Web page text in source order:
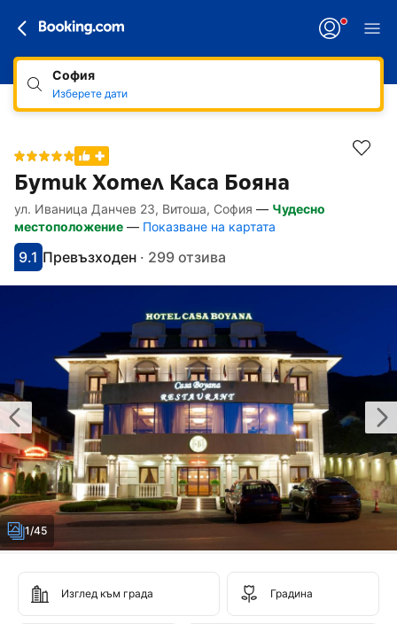
София
Изберете дати
Бутик Хотел Каса Бояна
Линкове, достъпни за хора със
Напред към описанието
Напред към удобствата
Напред към стаите
Напред към политиките
ул. Иваница Данчев 23, Витоша, София — Чудесно
местоположение — Показване на картата
С оценка: 9.1
9.1
Оценено като: фантастично
Превъзходен · 299 отзива
1/45
Изглед към града Градина